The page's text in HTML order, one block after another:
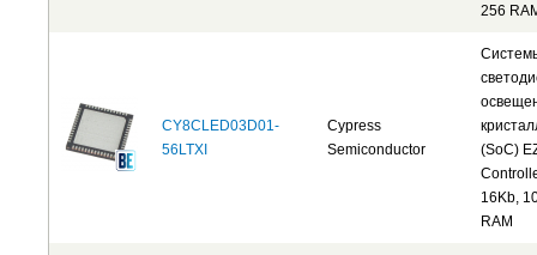
256
CY8CLED03D01-
56LTXI
Cypress
Semiconductor
(SoC)
16Kb,
RAM